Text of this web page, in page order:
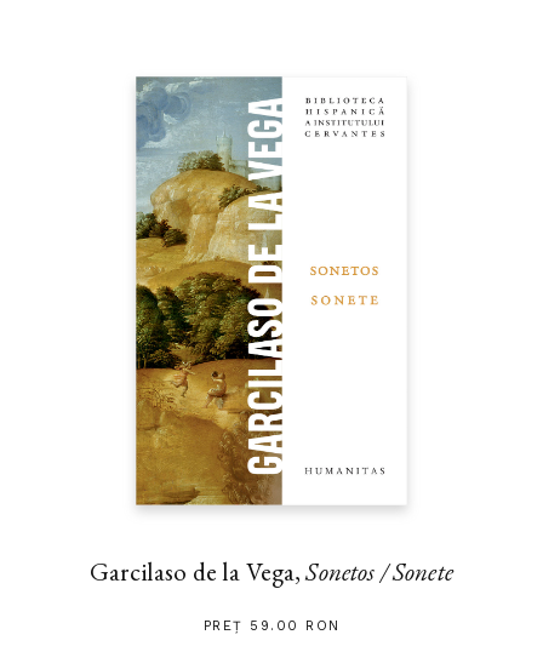
Garcilaso de la Vega,Sonetos / Sonete
PREȚ 59.00 RON